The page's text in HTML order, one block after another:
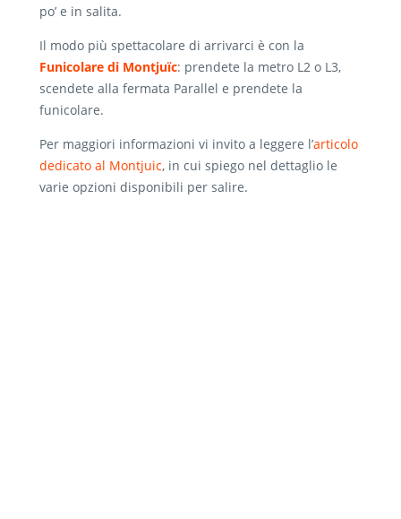
po’ e in salita.
Il modo più spettacolare di arrivarci è con la
Funicolare di Montjuïc: prendete la metro L2 o L3,
scendete alla fermata Parallel e prendete la
funicolare.
Per maggiori informazioni vi invito a leggere l’articolo
dedicato al Montjuic, in cui spiego nel dettaglio le
varie opzioni disponibili per salire.